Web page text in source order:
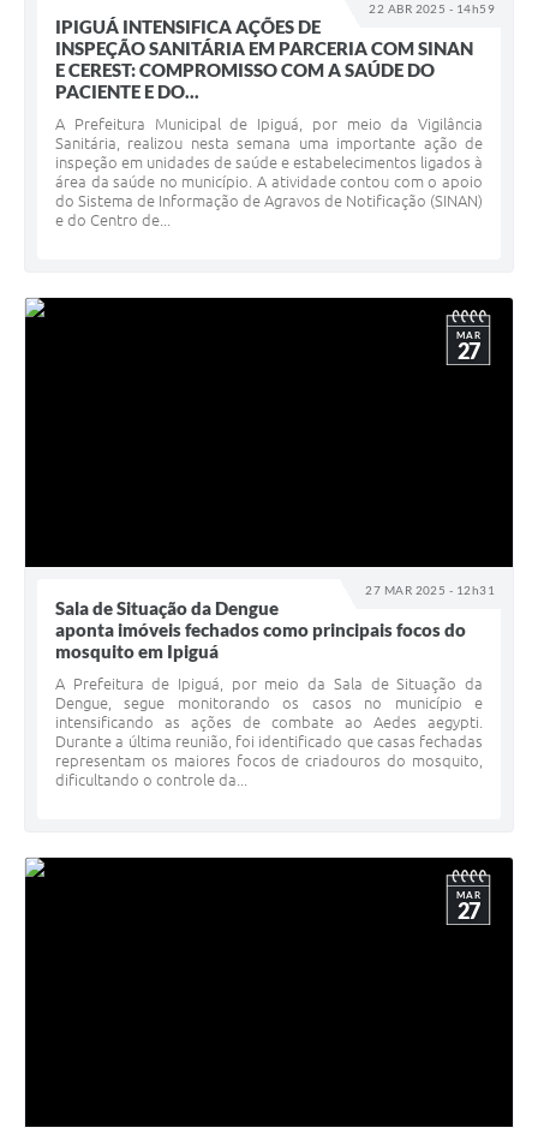
22 ABR 2025 - 14h59
IPIGUÁ INTENSIFICA AÇÕES DE
INSPEÇÃO SANITÁRIA EM PARCERIA COM SINAN
E CEREST: COMPROMISSO COM A SAÚDE DO
PACIENTE E DO...
A Prefeitura Municipal de Ipiguá, por meio da Vigilância
Sanitária, realizou nesta semana uma importante ação de
inspeção em unidades de saúde e estabelecimentos ligados à
área da saúde no município. A atividade contou com o apoio
do Sistema de Informação de Agravos de Notificação (SINAN)
e do Centro de...
27 MAR 2025 - 12h31
MAR
27
Sala de Situação da Dengue
aponta imóveis fechados como principais focos do
mosquito em Ipiguá
A Prefeitura de Ipiguá, por meio da Sala de Situação da
Dengue, segue monitorando os casos no município e
intensificando as ações de combate ao Aedes aegypti.
Durante a última reunião, foi identificado que casas fechadas
representam os maiores focos de criadouros do mosquito,
dificultando o controle da...
MAR
27